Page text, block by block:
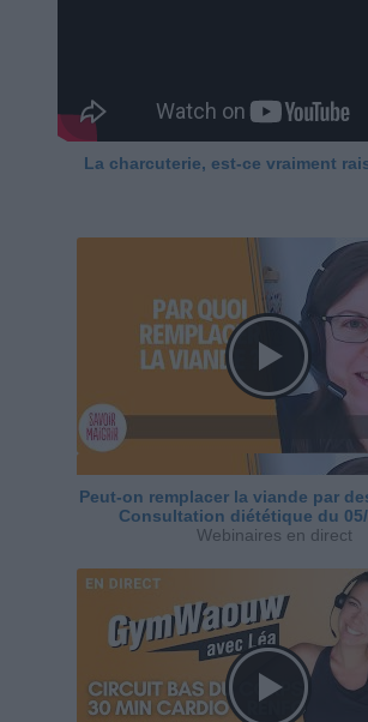
La charcuterie, est-ce vraiment
Peut-on remplacer la viande par
Consultation diététique du 05/
Webinaires en direct